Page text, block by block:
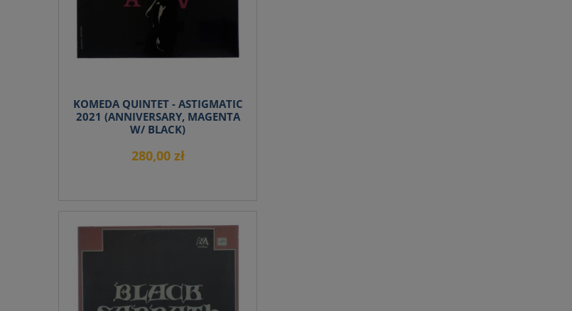
KOMEDA QUINTET - ASTIGMATIC
2021 (ANNIVERSARY, MAGENTA
W/ BLACK)
280,00 zł